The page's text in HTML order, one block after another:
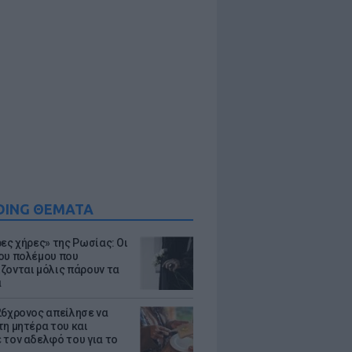
ΘΕΜΑΤΑ
χήρες» της Ρωσίας: Οι
πολέμου που
μόλις πάρουν τα
απείλησε να
μητέρα του και
αδελφό του για το